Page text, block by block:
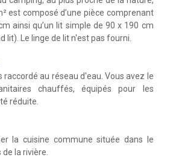
est composé d’une pièce comprenant
ainsi qu’un lit simple de 90 x 190 cm
lit). Le linge de lit n'est pas fourni.
raccordé au réseau d'eau. Vous avez le
chauffés, équipés pour les
réduite.
la cuisine commune située dans le
la rivière.